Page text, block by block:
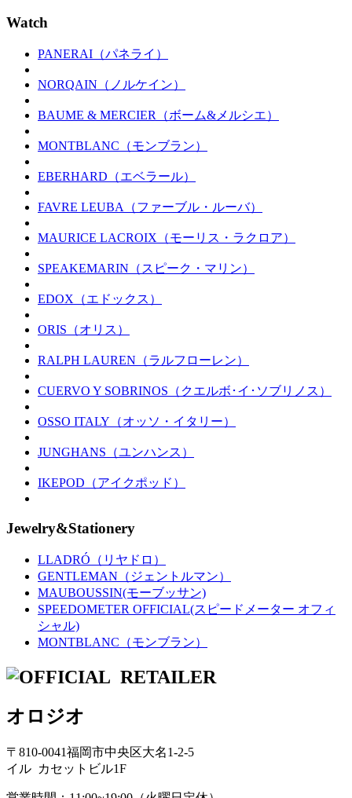
Watch
PANERAI（パネライ）
NORQAIN（ノルケイン）
BAUME & MERCIER（ボーム&メルシエ）
MONTBLANC（モンブラン）
EBERHARD（エベラール）
FAVRE LEUBA（ファーブル・ルーバ）
MAURICE LACROIX（モーリス・ラクロア）
SPEAKEMARIN（スピーク・マリン）
EDOX（エドックス）
ORIS（オリス）
RALPH LAUREN（ラルフローレン）
CUERVO Y SOBRINOS（クエルボ･イ･ソブリノス）
OSSO ITALY（オッソ・イタリー）
JUNGHANS（ユンハンス）
IKEPOD（アイクポッド）
Jewelry&Stationery
LLADRÓ（リヤドロ）
GENTLEMAN（ジェントルマン）
MAUBOUSSIN(モーブッサン)
SPEEDOMETER OFFICIAL(スピードメーター オフィ
シャル)
MONTBLANC（モンブラン）
オロジオ
〒810-0041福岡市中央区大名1-2-5
イル カセットビル1F